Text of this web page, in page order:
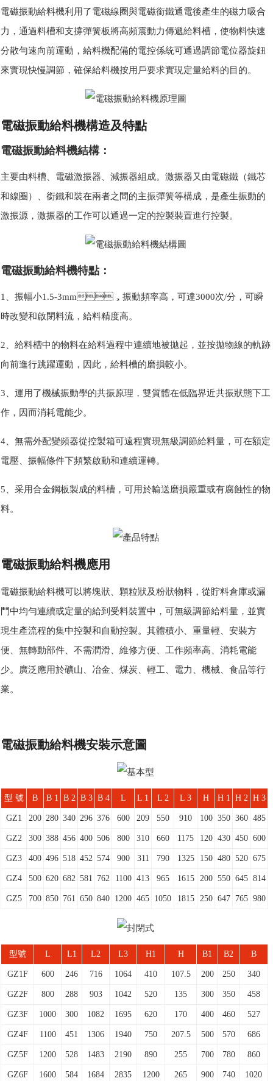
電磁振動給料機利用了電磁線圈與電磁銜鐵通電後產生的磁力吸合
力，通過料槽和支撐彈簧板將高頻震動力傳遞給料槽，使物料快速
分散勻速向前運動，給料機配備的電控係統可通過調節電位器旋鈕
來實現快慢調節，確保給料機按用戶要求實現定量給料的目的。
電磁振動給料機構造及特點
電磁振動給料機結構：
主要由料槽、電磁激振器、減振器組成。激振器又由電磁鐵（鐵芯
和線圈）、銜鐵和裝在兩者之間的主振彈簧等構成，是產生振動的
激振源，激振器的工作可以通過一定的控製裝置進行控製。
電磁振動給料機特點：
1、振幅小1.5-3mm，振動頻率高，可達3000次/分，可瞬
時改變和啟閉料流，給料精度高。
2、給料槽中的物料在給料過程中連續地被拋起，並按拋物線的軌跡
向前進行跳躍運動，因此，給料槽的磨損較小。
3、運用了機械振動學的共振原理，雙質體在低臨界近共振狀態下工
作，因而消耗電能少。
4、無需外配變頻器從控製箱可遠程實現無級調節給料量，可在額定
電壓、振幅條件下頻繁啟動和連續運轉。
5、采用合金鋼板製成的料槽，可用於輸送磨損嚴重或有腐蝕性的物
料。
電磁振動給料機應用
電磁振動給料機可以將塊狀、顆粒狀及粉狀物料，從貯料倉庫或漏
鬥中均勻連續或定量的給到受料裝置中，可無級調節給料量，並實
現生產流程的集中控製和自動控製。其體積小、重量輕、安裝方
便、無轉動部件、不需潤滑、維修方便、工作頻率高、消耗電能
少。廣泛應用於礦山、冶金、煤炭、輕工、電力、機械、食品等行
業。
電磁振動給料機安裝示意圖
型 號 B B 1 B 2 B 3 B 4 L L 1 L 2 L 3 H H 1 H 2 H 3
GZ1 200 280 340 296 376 600 209 550 910 100 350 360 485
GZ2 300 388 456 400 506 800 310 660 1175 120 430 450 600
GZ3 400 496 518 452 574 900 311 790 1325 150 480 520 675
GZ4 500 620 682 581 762 1100 413 965 1615 200 550 645 814
GZ5 700 850 761 650 840 1200 465 1050 1815 250 647 765 980
型號 L L1 L2 L3 H1 H B1 B2 B
GZ1F 600 246 716 1064 410 107.5 200 250 340
GZ2F 800 288 903 1042 520 135 300 350 458
GZ3F 1000 300 1082 1695 620 170 400 460 527
GZ4F 1100 451 1306 1940 750 207.5 500 570 686
GZ5F 1200 528 1483 2190 890 255 700 780 860
GZ6F 1600 584 1684 2835 1200 265 900 740 1020